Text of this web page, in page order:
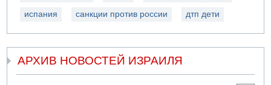
испания санкции против россии дтп дети
АРХИВ НОВОСТЕЙ ИЗРАИЛЯ